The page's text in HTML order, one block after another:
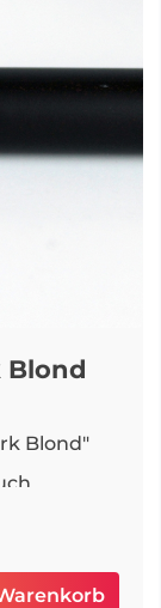
Blond
Blond"
oder